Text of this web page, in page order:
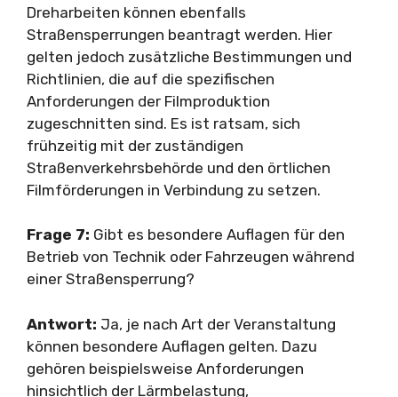
Dreharbeiten können ebenfalls
Straßensperrungen beantragt werden. Hier
gelten jedoch zusätzliche Bestimmungen und
Richtlinien, die auf die spezifischen
Anforderungen der Filmproduktion
zugeschnitten sind. Es ist ratsam, sich
frühzeitig mit der zuständigen
Straßenverkehrsbehörde und den örtlichen
Filmförderungen in Verbindung zu setzen.
Frage 7: Gibt es besondere Auflagen für den
Betrieb von Technik oder Fahrzeugen während
einer Straßensperrung?
Antwort: Ja, je nach Art der Veranstaltung
können besondere Auflagen gelten. Dazu
gehören beispielsweise Anforderungen
hinsichtlich der Lärmbelastung,